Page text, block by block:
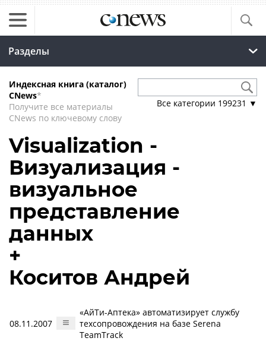
Разделы
Индексная книга (каталог)
CNews*
Получите все материалы
CNews по ключевому слову
Все категории 199231 ▼
Visualization -
Визуализация -
визуальное
представление
данных
+
Коситов Андрей
08.11.2007
«АйТи-Аптека» автоматизирует службу
техсопровождения на базе Serena
TeamTrack